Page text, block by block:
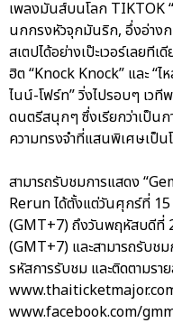
เพลงมันส์บนโลก TIKTOK
นกกรงหัวจุกมันริก, อึ่งอ่าง
สเตปได้อย่างเป๊ะเวอร์เลยที
ฮิต “Knock Knock” และ “ไ
ไนน์-โฟร์ท” วิ่งไปรอบๆ เว
ดนตรีสนุกๆ ซึ่งเรียกว่าเป็น
ความทรงจำที่แสนพิเศษเป็น
สามารถรับชมการแสดง
Rerun ได้ตั้งแต่วันศุกร์ที่
(GMT+7) ถึงวันพฤหัสบดีที่
(GMT+7) และสามารถรับช
รหัสการรับชม และติดตามรา
www.facebook.com/